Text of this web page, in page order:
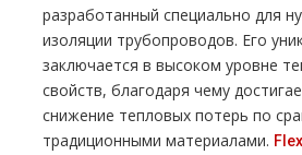
разработанный специально для
изоляции трубопроводов. Его
заключается в высоком уровне
свойств, благодаря чему
снижение тепловых потерь по
традиционными материалами.